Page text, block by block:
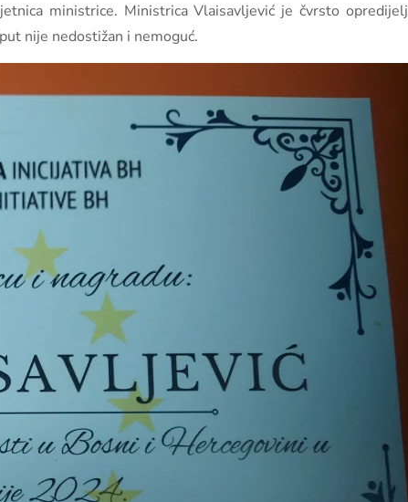
ministrice. Ministrica Vlaisavljević je čvrsto
nije nedostižan i nemoguć.